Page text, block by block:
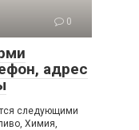
0
адрес
следующими
Химия,